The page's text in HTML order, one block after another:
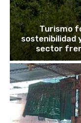
Turismo
sostenibilidad
sector